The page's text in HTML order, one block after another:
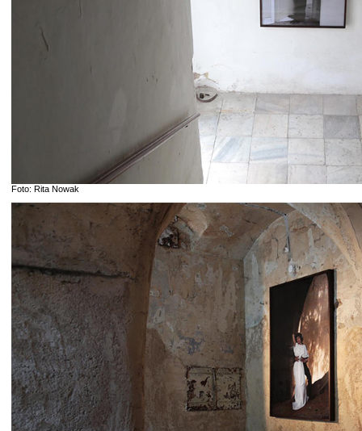
Foto: Rita Nowak